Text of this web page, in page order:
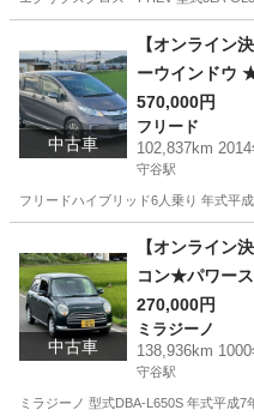
守谷駅 その
中古車
【オンライン
ーウインドウ
レビ★ バック
570,000円
フリード
102,837km
守谷駅
フリードハイブリッド6人乗り 年式平
守谷駅 フリ
中古車
【オンライ
コン★パワー
人乗り★ドア5
270,000円
ミラジーノ
138,936km
守谷駅
ミラジーノ 型式DBA-L650S 年式平成